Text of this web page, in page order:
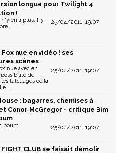
longue pour Twilight 4
!
25/04/2011, 19:07
n'y en a plus, il y
!
Fox nue en vidéo ! ses
scènes
25/04/2011, 19:07
nue avec en
de
tatouages de la
: bagarres, chemises à
Conor McGregor - critique Bim
25/04/2011, 19:07
boum
FIGHT CLUB se faisait démolir